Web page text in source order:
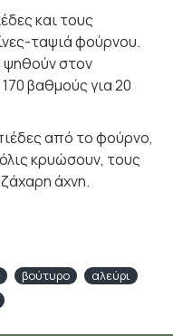
και τους
ταψιά φούρνου.
ψηθούν στον
βαθμούς για 20
από το φούρνο,
κρυώσουν, τους
άχνη.
βούτυρο
αλεύρι